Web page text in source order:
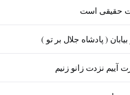
حقیقی است
( پادشاه جلال بر تو )
آییم نزدت زانو زنیم